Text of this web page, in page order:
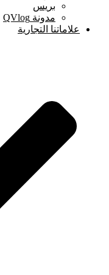
بريس
مدونة QVlog
علاماتنا التجارية